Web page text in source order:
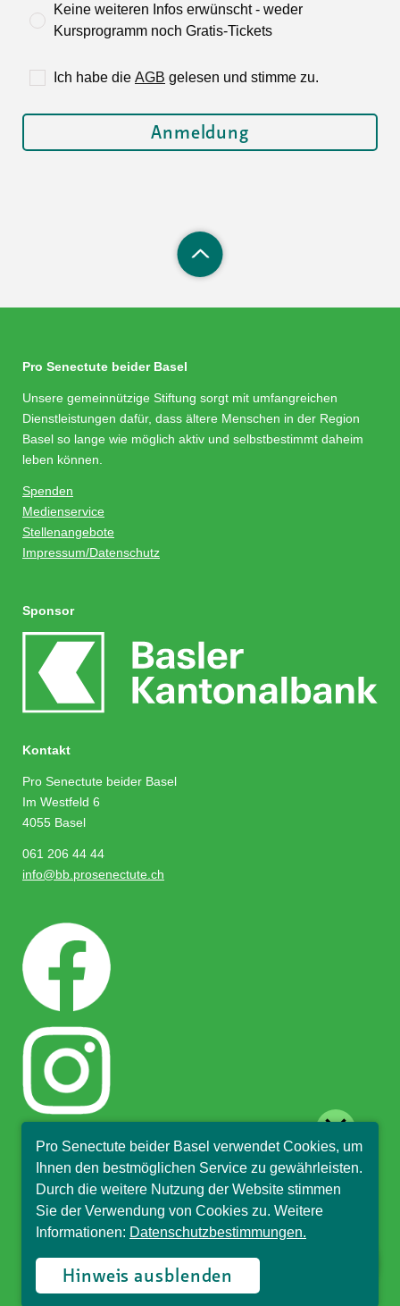
Keine weiteren Infos erwünscht - weder
Kursprogramm noch Gratis-Tickets
Ich habe die AGB gelesen und stimme zu.
Pro Senectute beider Basel
Unsere gemeinnützige Stiftung sorgt mit umfangreichen
Dienstleistungen dafür, dass ältere Menschen in der Region
Basel so lange wie möglich aktiv und selbstbestimmt daheim
leben können.
Spenden
Medienservice
Stellenangebote
Impressum/Datenschutz
Sponsor
Kontakt
Pro Senectute beider Basel
Im Westfeld 6
4055 Basel
061 206 44 44
info@bb.prosenectute.ch
© Pro Senectute beider Basel, 2018
Pro Senectute beider Basel verwendet Cookies, um
Ihnen den bestmöglichen Service zu gewährleisten.
Durch die weitere Nutzung der Website stimmen
Sie der Verwendung von Cookies zu. Weitere
Informationen: Datenschutzbestimmungen.
Hinweis ausblenden
Hallo, ich bin Sophia und
beantworte gerne Ihre
Fragen.
close